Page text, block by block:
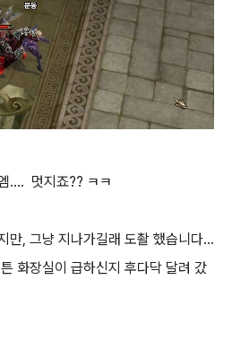
.... 멋지죠?? ㅋㅋ
만, 그냥 지나가길래 도촬 했습니다...
화장실이 급하신지 후다닥 달려 갔